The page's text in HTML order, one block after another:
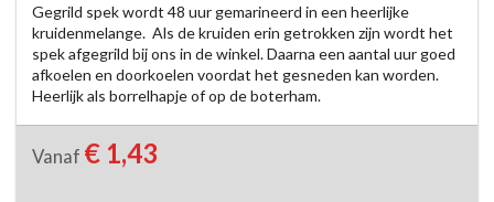
Gegrild spek wordt 48 uur gemarineerd in een heerlijke
kruidenmelange.  Als de kruiden erin getrokken zijn wordt het
spek afgegrild bij ons in de winkel. Daarna een aantal uur goed
afkoelen en doorkoelen voordat het gesneden kan worden.
Heerlijk als borrelhapje of op de boterham.
Vanaf € 1,43